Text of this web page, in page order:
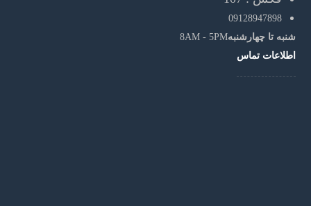
09128947898
شنبه تا چهارشنبه8AM - 5PM
اطلاعات تماس